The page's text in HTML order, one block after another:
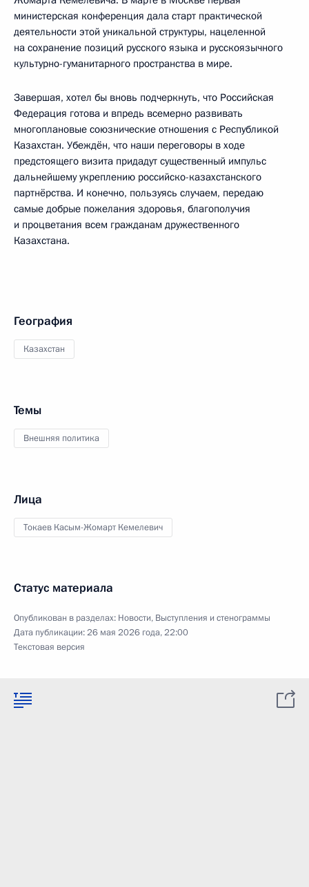
министерская конференция дала старт практической
деятельности этой уникальной структуры, нацеленной
на сохранение позиций русского языка и русскоязычного
культурно-гуманитарного пространства в мире.
Завершая, хотел бы вновь подчеркнуть, что Российская
Федерация готова и впредь всемерно развивать
многоплановые союзнические отношения с Республикой
Казахстан. Убеждён, что наши переговоры в ходе
предстоящего визита придадут существенный импульс
дальнейшему укреплению российско-казахстанского
партнёрства. И конечно, пользуясь случаем, передаю
самые добрые пожелания здоровья, благополучия
и процветания всем гражданам дружественного
Казахстана.
География
Казахстан
Темы
Внешняя политика
Лица
Токаев Касым-Жомарт Кемелевич
Статус материала
Опубликован в разделах: Новости, Выступления и стенограммы
Дата публикации:26 мая 2026 года, 22:00
Текстовая версия